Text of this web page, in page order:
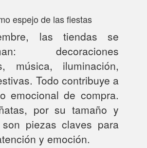
espejo de las fiestas
las tiendas se
decoraciones
música, iluminación,
Todo contribuye a
emocional de compra.
por su tamaño y
piezas claves para
y emoción.